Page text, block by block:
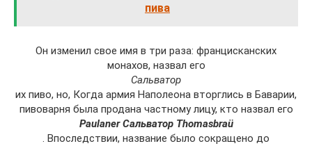
пива
Он изменил свое имя в три раза: францисканских
монахов, назвал его
Сальватор
их пиво, но, Когда армия Наполеона вторглись в Баварии,
пивоварня была продана частному лицу, кто назвал его
Paulaner Сальватор Thomasbraü
. Впоследствии, название было сокращено до